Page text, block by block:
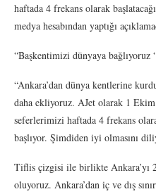
haftada 4 frekans olarak
medya hesabından yaptığı
“Başkentimizi dünyaya bağlıyoruz
“Ankara’dan dünya kentlerine
daha ekliyoruz. AJet olarak 1
seferlerimizi haftada 4 frekans
başlıyor. Şimdiden iyi olmasını
Tiflis çizgisi ile birlikte Ankara’yı
oluyoruz. Ankara’dan iç ve dış